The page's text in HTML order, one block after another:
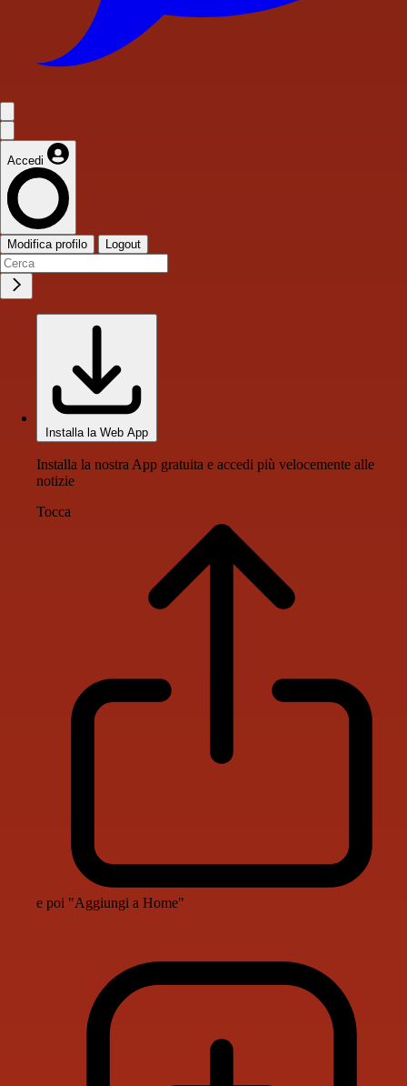
Accedi
Modifica profilo Logout
Installa la Web App
Installa la nostra App gratuita e accedi più velocemente alle
notizie
Tocca
e poi "Aggiungi a Home"